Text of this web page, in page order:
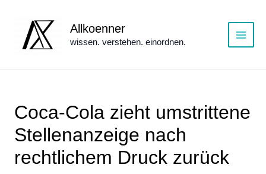
springen
Allkoenner
wissen. verstehen. einordnen.
Main
Coca-Cola zieht umstrittene
Stellenanzeige nach
rechtlichem Druck zurück